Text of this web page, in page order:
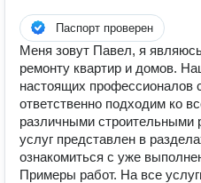
Паспорт проверен
Меня зовут Павел, я
ремонту квартир и домов.
настоящих профессионалов
ответственно подходим ко
различными строительными
услуг представлен в
ознакомиться с уже
Примеры работ. На все